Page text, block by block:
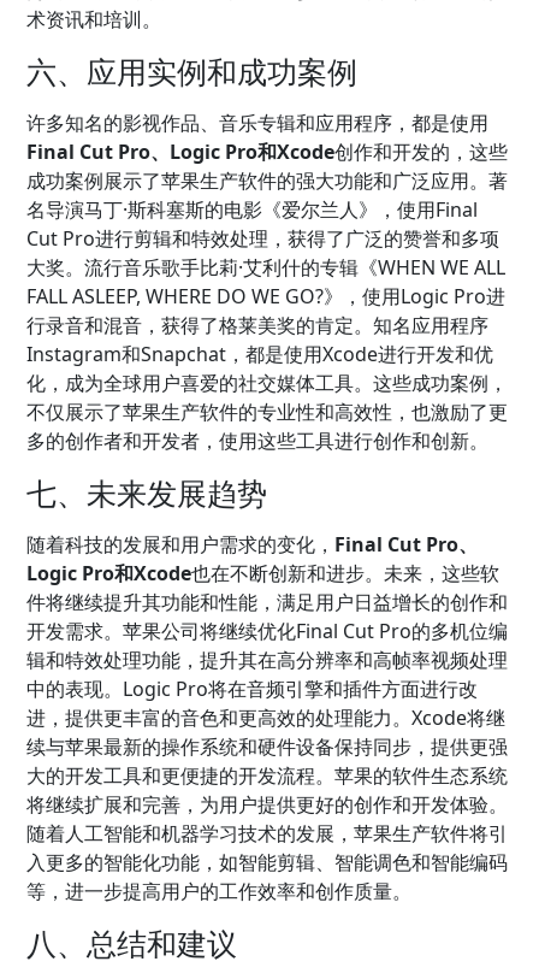
术资讯和培训。
六、应用实例和成功案例
许多知名的影视作品、音乐专辑和应用程序，都是使用
Final Cut Pro、Logic Pro和Xcode创作和开发的，这些
成功案例展示了苹果生产软件的强大功能和广泛应用。著
名导演马丁·斯科塞斯的电影《爱尔兰人》，使用Final
Cut Pro进行剪辑和特效处理，获得了广泛的赞誉和多项
大奖。流行音乐歌手比莉·艾利什的专辑《WHEN WE ALL
FALL ASLEEP, WHERE DO WE GO?》，使用Logic Pro进
行录音和混音，获得了格莱美奖的肯定。知名应用程序
Instagram和Snapchat，都是使用Xcode进行开发和优
化，成为全球用户喜爱的社交媒体工具。这些成功案例，
不仅展示了苹果生产软件的专业性和高效性，也激励了更
多的创作者和开发者，使用这些工具进行创作和创新。
七、未来发展趋势
随着科技的发展和用户需求的变化， Final Cut Pro、
Logic Pro和Xcode也在不断创新和进步。未来，这些软
件将继续提升其功能和性能，满足用户日益增长的创作和
开发需求。苹果公司将继续优化Final Cut Pro的多机位编
辑和特效处理功能，提升其在高分辨率和高帧率视频处理
中的表现。Logic Pro将在音频引擎和插件方面进行改
进，提供更丰富的音色和更高效的处理能力。Xcode将继
续与苹果最新的操作系统和硬件设备保持同步，提供更强
大的开发工具和更便捷的开发流程。苹果的软件生态系统
将继续扩展和完善，为用户提供更好的创作和开发体验。
随着人工智能和机器学习技术的发展，苹果生产软件将引
入更多的智能化功能，如智能剪辑、智能调色和智能编码
等，进一步提高用户的工作效率和创作质量。
八、总结和建议